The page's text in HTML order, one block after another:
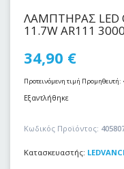
ΛΑΜΠΤΗΡΑΣ LED
11.7W AR111
34,90 €
Προτεινόμενη τιμή Προμηθευτή:
Εξαντλήθηκε
Κωδικός Προϊόντος:
Κατασκευαστής: